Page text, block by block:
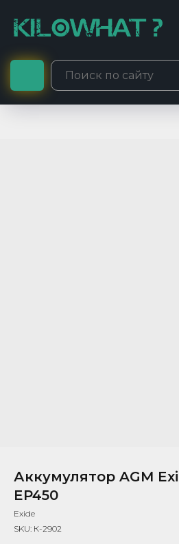
Аккумулятор AGM
EP450
Exide
SKU: К-2902